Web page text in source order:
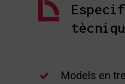
Models en